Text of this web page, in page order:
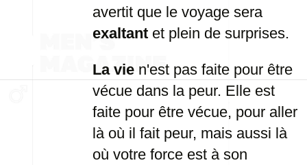
avertit que le voyage sera
exaltant et plein de surprises.
La vie n'est pas faite pour être
vécue dans la peur. Elle est
faite pour être vécue, pour aller
là où il fait peur, mais aussi là
où votre force est à son